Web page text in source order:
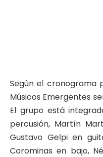
Según el cronograma
Músicos Emergentes
El grupo está
percusión, Martín
Gustavo Gelpi en
Corominas en bajo,